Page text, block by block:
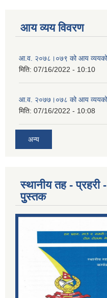
आय व्यय विवरण
आ.व. २०७८।०७९ को आय व्ययको
मिति: 07/16/2022 - 10:10
आ.व. २०७७।०७८ को आय व्ययको
मिति: 07/16/2022 - 10:08
अन्य
स्थानीय तह - प्रहरी -
पुुस्तक